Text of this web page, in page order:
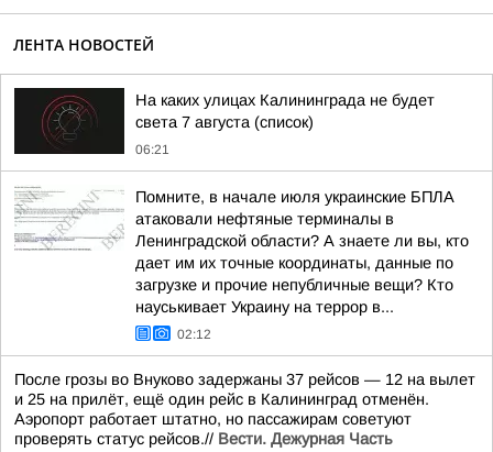
ЛЕНТА НОВОСТЕЙ
На каких улицах Калининграда не будет
света 7 августа (список)
06:21
Помните, в начале июля украинские БПЛА
атаковали нефтяные терминалы в
Ленинградской области? А знаете ли вы, кто
дает им их точные координаты, данные по
загрузке и прочие непубличные вещи? Кто
науськивает Украину на террор в...
02:12
После грозы во Внуково задержаны 37 рейсов — 12 на вылет
и 25 на прилёт, ещё один рейс в Калининград отменён.
Аэропорт работает штатно, но пассажирам советуют
проверять статус рейсов.// Вести. Дежурная Часть